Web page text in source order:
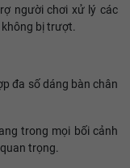
người chơi xử lý các
bị trượt.
đa số dáng bàn chân
trong mọi bối cảnh
trọng.